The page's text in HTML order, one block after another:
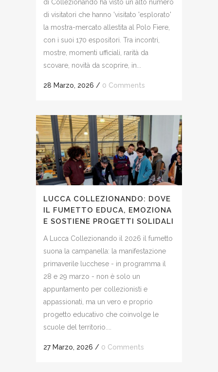
di Collezionando ha visto un alto numero
di visitatori che hanno 'visitato 'esplorato'
la mostra-mercato allestita al Polo Fiere,
con i suoi 170 espositori. Tra incontri,
mostre, momenti ufficiali, rarità da
scovare, novità da scoprire, in...
28 Marzo, 2026 / 0 Comments
LUCCA COLLEZIONANDO: DOVE
IL FUMETTO EDUCA, EMOZIONA
E SOSTIENE PROGETTI SOLIDALI
A Lucca Collezionando il 2026 il fumetto
suona la campanella: la manifestazione
primaverile lucchese - in programma il
28 e 29 marzo - non è solo un
appuntamento per collezionisti e
appassionati, ma un vero e proprio
progetto educativo che coinvolge le
scuole del territorio....
27 Marzo, 2026 / 0 Comments